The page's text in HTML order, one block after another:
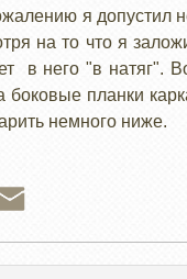
я допустил
на то что я
в него "в натяг".
боковые планки
немного ниже.